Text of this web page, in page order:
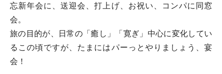
忘新年会に、送迎会、打上げ、お祝い、コンパに同窓
会。
旅の目的が、日常の「癒し」「寛ぎ」中心に変化してい
るこの頃ですが、たまにはパーっとやりましょう、宴
会！